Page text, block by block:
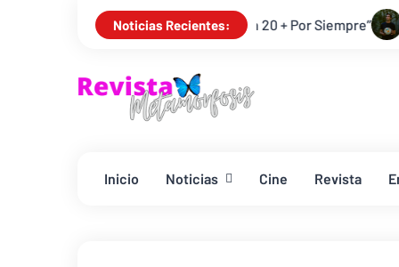
Noticias Recientes:
“Juan 20 + Por Siempre” YouVersion y
Inicio Noticias Cine Revista